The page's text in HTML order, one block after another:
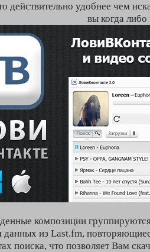
действительно удобнее чем
вы когда либо
композиции
данных из Last.fm,
поиска, что позволяет Вам